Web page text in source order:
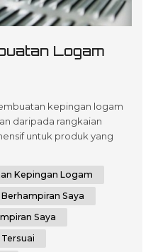
Logam
kepingan logam
daripada rangkaian
untuk produk yang
memastikan tahap
projek yang anda
Kepingan Logam
Saya
Saya